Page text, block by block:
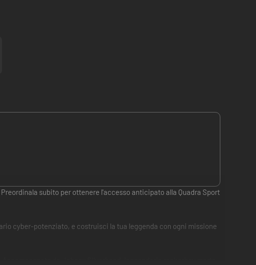
subito per ottenere l'accesso anticipato alla Quadra Sport
cyber-potenziato, e costruisci la tua leggenda con ogni missione
da Johnny Silverhand, leggendario rockerboy morto